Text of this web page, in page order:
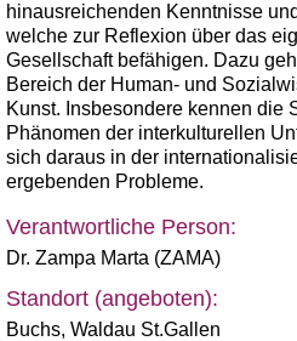
hinausreichenden Kenntnisse
welche zur Reflexion über das
Gesellschaft befähigen. Dazu
Bereich der Human- und
Kunst. Insbesondere kennen die
Phänomen der interkulturellen
sich daraus in der
ergebenden Probleme.
Verantwortliche Person:
Dr. Zampa Marta (ZAMA)
Standort (angeboten):
Buchs, Waldau St.Gallen